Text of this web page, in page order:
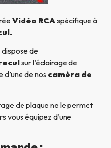
Vidéo RCAspécifique à
dispose de
sur l’éclairage de
de nos caméra de
de plaque ne le permet
vous équipez d’une